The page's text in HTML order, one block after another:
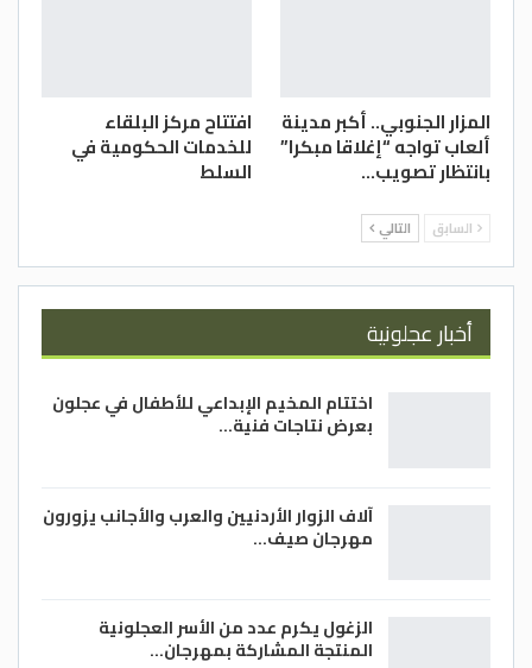
المزار الجنوبي.. أكبر مدينة
ألعاب تواجه “إغلاقا مبكرا”
بانتظار تصويب…
افتتاح مركز البلقاء
للخدمات الحكومية في
السلط
السابق التالي
أخبار عجلونية
اختتام المخيم الإبداعي للأطفال في عجلون
بعرض نتاجات فنية…
آلاف الزوار الأردنيين والعرب والأجانب يزورون
مهرجان صيف…
الزغول يكرم عدد من الأسر العجلونية
المنتجة المشاركة بمهرجان…